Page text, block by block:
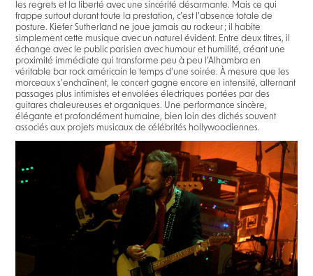
les regrets et la liberté avec une sincérité désarmante. Mais ce qui
frappe surtout durant toute la prestation, c’est l’absence totale de
posture. Kiefer Sutherland ne joue jamais au rockeur ; il habite
simplement cette musique avec un naturel évident. Entre deux titres, il
échange avec le public parisien avec humour et humilité, créant une
proximité immédiate qui transforme peu à peu l’Alhambra en
véritable bar rock américain le temps d’une soirée. À mesure que les
morceaux s’enchaînent, le concert gagne encore en intensité, alternant
passages plus intimistes et envolées électriques portées par des
guitares chaleureuses et organiques. Une performance sincère,
élégante et profondément humaine, bien loin des clichés souvent
associés aux projets musicaux de célébrités hollywoodiennes.